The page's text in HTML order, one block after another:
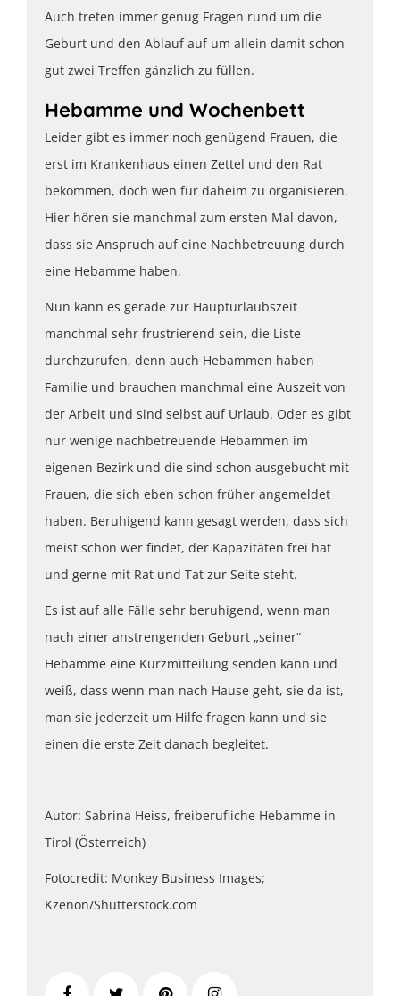
Auch treten immer genug Fragen rund um die
Geburt und den Ablauf auf um allein damit schon
gut zwei Treffen gänzlich zu füllen.
Hebamme und Wochenbett
Leider gibt es immer noch genügend Frauen, die
erst im Krankenhaus einen Zettel und den Rat
bekommen, doch wen für daheim zu organisieren.
Hier hören sie manchmal zum ersten Mal davon,
dass sie Anspruch auf eine Nachbetreuung durch
eine Hebamme haben.
Nun kann es gerade zur Haupturlaubszeit
manchmal sehr frustrierend sein, die Liste
durchzurufen, denn auch Hebammen haben
Familie und brauchen manchmal eine Auszeit von
der Arbeit und sind selbst auf Urlaub. Oder es gibt
nur wenige nachbetreuende Hebammen im
eigenen Bezirk und die sind schon ausgebucht mit
Frauen, die sich eben schon früher angemeldet
haben. Beruhigend kann gesagt werden, dass sich
meist schon wer findet, der Kapazitäten frei hat
und gerne mit Rat und Tat zur Seite steht.
Es ist auf alle Fälle sehr beruhigend, wenn man
nach einer anstrengenden Geburt „seiner“
Hebamme eine Kurzmitteilung senden kann und
weiß, dass wenn man nach Hause geht, sie da ist,
man sie jederzeit um Hilfe fragen kann und sie
einen die erste Zeit danach begleitet.
Autor: Sabrina Heiss, freiberufliche Hebamme in
Tirol (Österreich)
Fotocredit: Monkey Business Images;
Kzenon/Shutterstock.com